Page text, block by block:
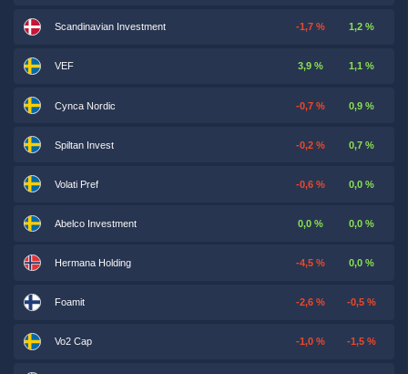
Scandinavian Investment -1,7 % 1,2 %
VEF 3,9 % 1,1 %
Cynca Nordic -0,7 % 0,9 %
Spiltan Invest -0,2 % 0,7 %
Volati Pref -0,6 % 0,0 %
Abelco Investment 0,0 % 0,0 %
Hermana Holding -4,5 % 0,0 %
Foamit -2,6 % -0,5 %
Vo2 Cap -1,0 % -1,5 %